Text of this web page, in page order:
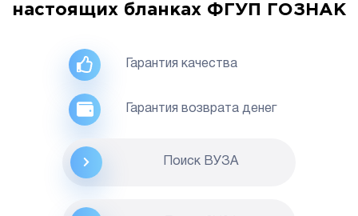
настоящих бланках ФГУП ГОЗНАК
Гарантия качества
Гарантия возврата денег
Поиск ВУЗА